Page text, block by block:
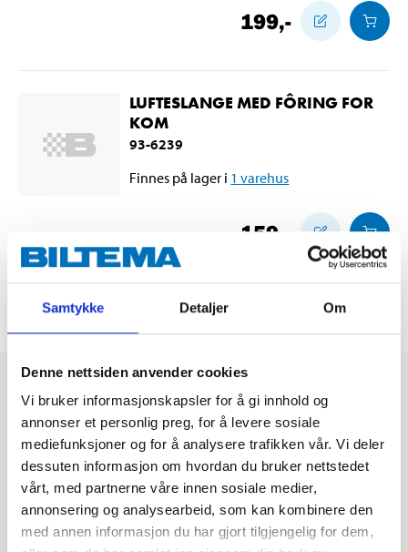
Samtykke Detaljer Om
Denne nettsiden anvender cookies
Vi bruker informasjonskapsler for å gi innhold og
annonser et personlig preg, for å levere sosiale
mediefunksjoner og for å analysere trafikken vår. Vi deler
dessuten informasjon om hvordan du bruker nettstedet
vårt, med partnerne våre innen sosiale medier,
annonsering og analysearbeid, som kan kombinere den
med annen informasjon du har gjort tilgjengelig for dem,
199,-
LUFTESLANGE MED FÔRING FOR
KOM
93-6239
Finnes på lager i 1 varehus
159